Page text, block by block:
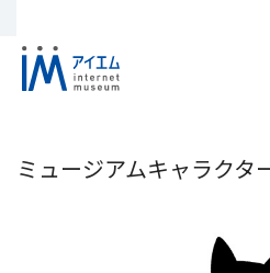
ミュージアムキャラクタ